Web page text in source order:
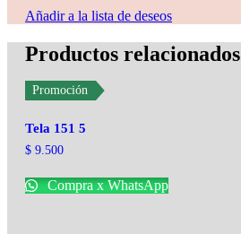
Añadir a la lista de deseos
Productos relacionados
Promoción
Tela 151 5
$ 9.500
Compra x WhatsApp